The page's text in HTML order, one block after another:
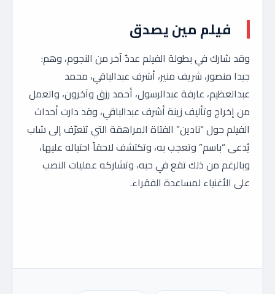
فيلم مين يصدق
وقد شارك في بطولة الفيلم عددٌ آخر من النجوم، وهم:
جيدا منصور، شريف منير، أشرف عبدالباقي، محمد
عبدالعظيم، عارفة عبدالرسول، أحمد رزق وآخرون، والعمل
من إخراج وتأليف زينة أشرف عبدالباقي، وقد دارت أحداث
الفيلم حول “نادين” الفتاة المراهقة التي تتعرّف إلى شاب
يُدعى “باسم” وتعجب به، وتكتشف لاحقاً احتياله عليها،
وبالرغم من ذلك تقع في حبه، وتشاركه عمليات النصب
على الأغنياء لمساعدة الفقراء.